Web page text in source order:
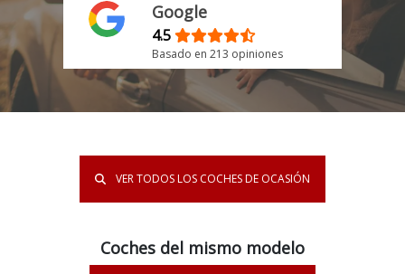
Google
4.5
Basado en 213 opiniones
VER TODOS LOS COCHES DE OCASIÓN
Coches del mismo modelo